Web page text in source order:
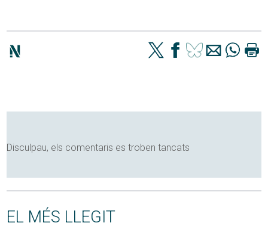
Disculpau, els comentaris es troben tancats
EL MÉS LLEGIT